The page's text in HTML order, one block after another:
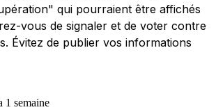
qui pourraient être affichés
vous de signaler et de voter contre
Évitez de publier vos informations